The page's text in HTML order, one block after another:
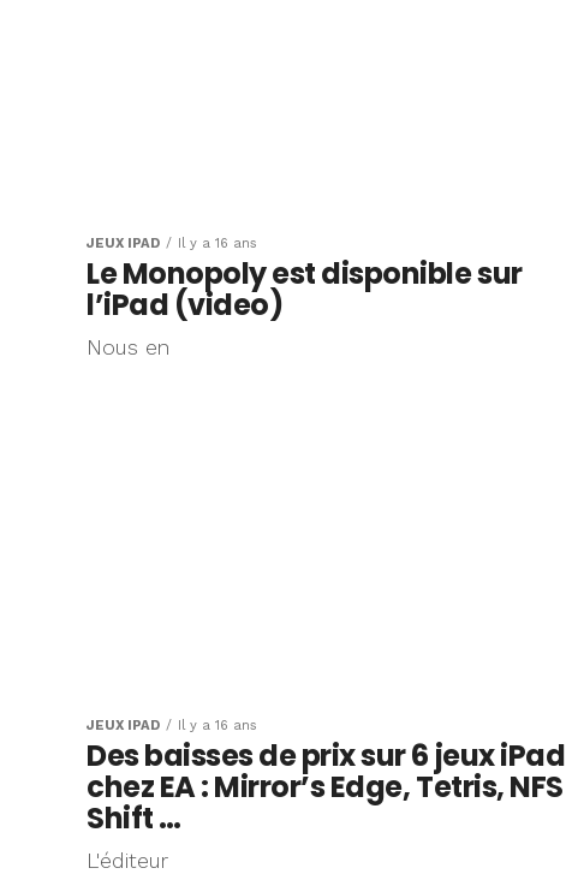
JEUX IPAD Il y a 16 ans
Le Monopoly est disponible sur
l’iPad (video)
Nous en
JEUX IPAD Il y a 16 ans
Des baisses de prix sur 6 jeux iPad
chez EA : Mirror’s Edge, Tetris, NFS
Shift …
L'éditeur